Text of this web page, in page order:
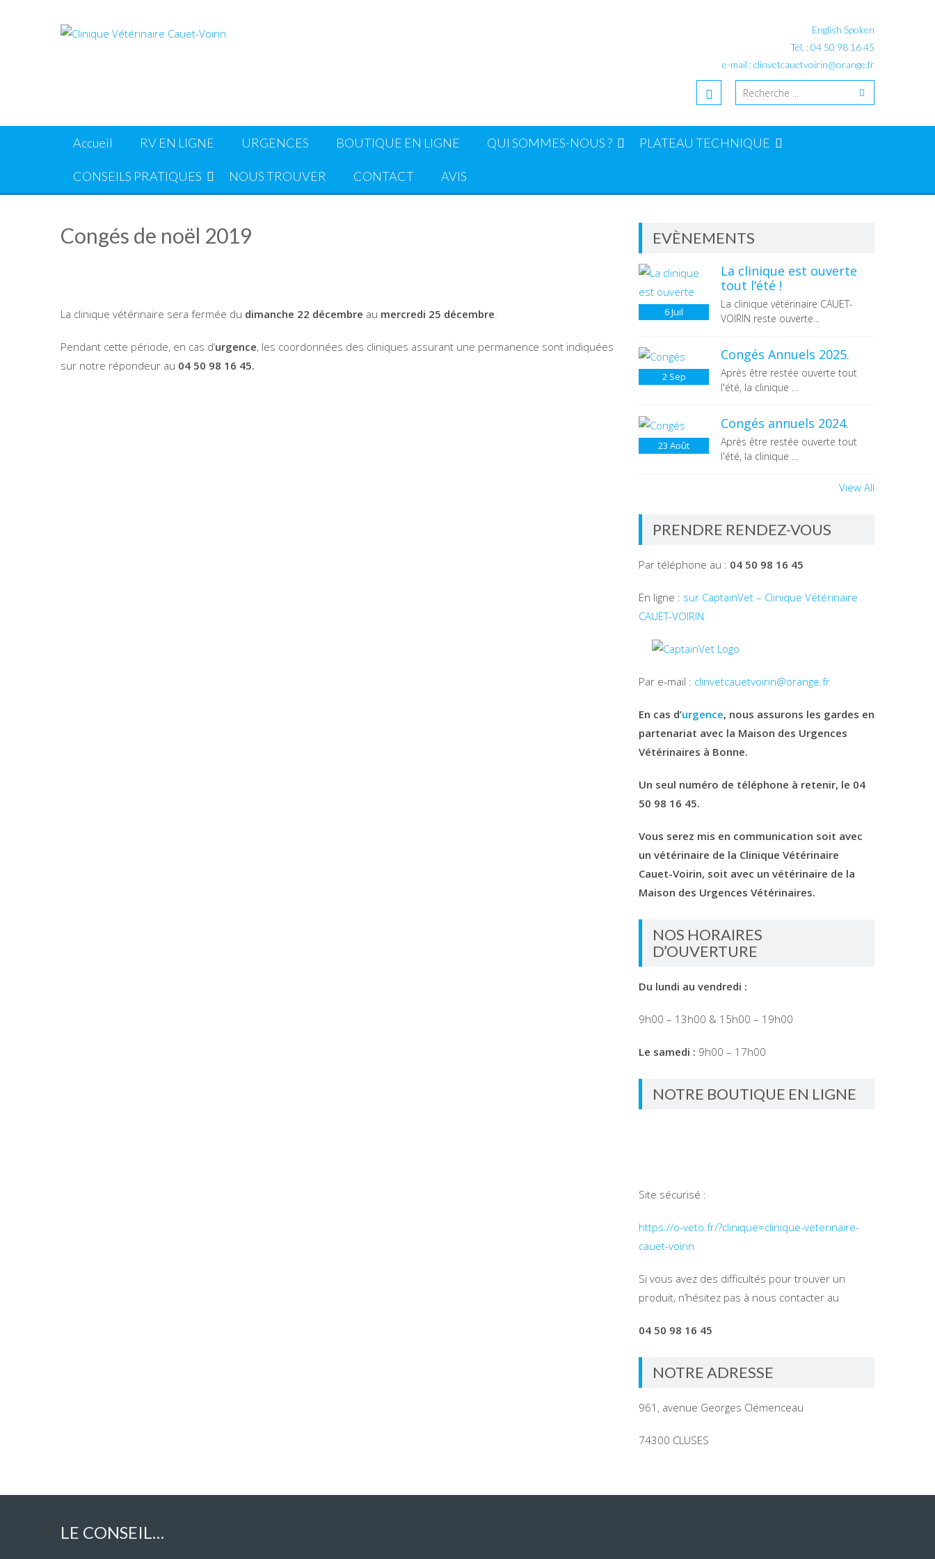
English Spoken
Tél. : 04 50 98 16 45
e-mail : clinvetcauetvoirin@orange.fr
Accueil RV EN LIGNE URGENCES BOUTIQUE EN LIGNE QUI SOMMES-NOUS ? PLATEAU TECHNIQUE
CONSEILS PRATIQUES NOUS TROUVER CONTACT AVIS
Congés de noël 2019
La clinique vétérinaire sera fermée du dimanche 22 décembre au mercredi 25 décembre.
Pendant cette période, en cas d’urgence, les coordonnées des cliniques assurant une permanence sont indiquées
sur notre répondeur au 04 50 98 16 45.
EVÈNEMENTS
6Juil
La clinique est ouverte
tout l’été !
La clinique vétérinaire CAUET-
VOIRIN reste ouverte...
2 Sep
Congés Annuels 2025.
Après être restée ouverte tout
l'été, la clinique ...
23 Août
Congés annuels 2024.
Après être restée ouverte tout
l'été, la clinique ...
View All
PRENDRE RENDEZ-VOUS
Par téléphone au : 04 50 98 16 45
En ligne : sur CaptainVet – Clinique Vétérinaire
CAUET-VOIRIN
Par e-mail : clinvetcauetvoirin@orange.fr
En cas d’urgence, nous assurons les gardes en
partenariat avec la Maison des Urgences
Vétérinaires à Bonne.
Un seul numéro de téléphone à retenir, le 04
50 98 16 45.
Vous serez mis en communication soit avec
un vétérinaire de la Clinique Vétérinaire
Cauet-Voirin, soit avec un vétérinaire de la
Maison des Urgences Vétérinaires.
NOS HORAIRES
D’OUVERTURE
Du lundi au vendredi :
9h00 – 13h00 & 15h00 – 19h00
Le samedi : 9h00 – 17h00
NOTRE BOUTIQUE EN LIGNE
Site sécurisé :
https://o-veto.fr/?clinique=clinique-veterinaire-
cauet-voirin
Si vous avez des difficultés pour trouver un
produit, n’hésitez pas à nous contacter au
04 50 98 16 45
NOTRE ADRESSE
961, avenue Georges Clémenceau
74300 CLUSES
LE CONSEIL…